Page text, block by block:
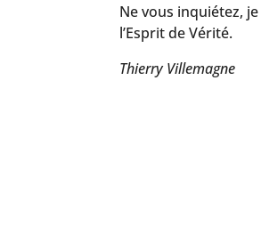
Ne vous inquiétez,
l’Esprit de Vérité.
Thierry Villemagne